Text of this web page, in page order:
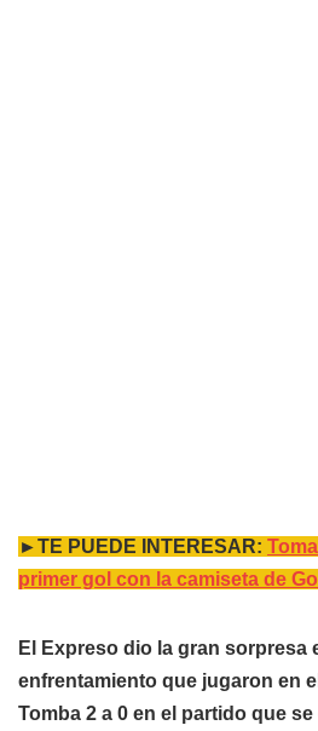
►TE PUEDE INTERESAR:
primer gol con la camiseta de
El Expreso dio la gran sorpresa
enfrentamiento que jugaron en
Tomba 2 a 0 en el partido que